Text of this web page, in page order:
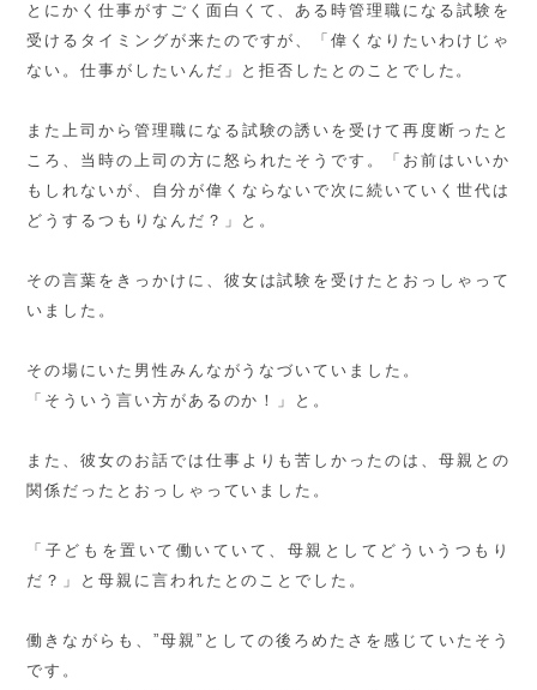
とにかく仕事がすごく面白くて、ある時管理職になる試験を
受けるタイミングが来たのですが、「偉くなりたいわけじゃ
ない。仕事がしたいんだ」と拒否したとのことでした。
また上司から管理職になる試験の誘いを受けて再度断ったと
ころ、当時の上司の方に怒られたそうです。「お前はいいか
もしれないが、自分が偉くならないで次に続いていく世代は
どうするつもりなんだ？」と。
その言葉をきっかけに、彼女は試験を受けたとおっしゃって
いました。
その場にいた男性みんながうなづいていました。
「そういう言い方があるのか！」と。
また、彼女のお話では仕事よりも苦しかったのは、母親との
関係だったとおっしゃっていました。
「子どもを置いて働いていて、母親としてどういうつもり
だ？」と母親に言われたとのことでした。
働きながらも、”母親”としての後ろめたさを感じていたそう
です。